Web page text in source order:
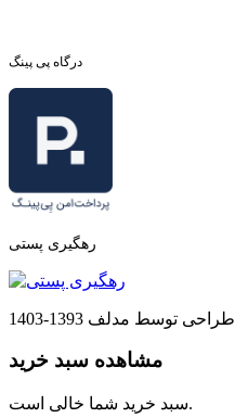
درگاه پی پینگ
رهگیری پستی
طراحی توسط مدلف 1393-1403
مشاهده سبد خرید
سبد خرید شما خالی است.